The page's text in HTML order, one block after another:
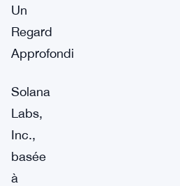
Un
Regard
Approfondi
Solana
Labs,
Inc.,
basée
à